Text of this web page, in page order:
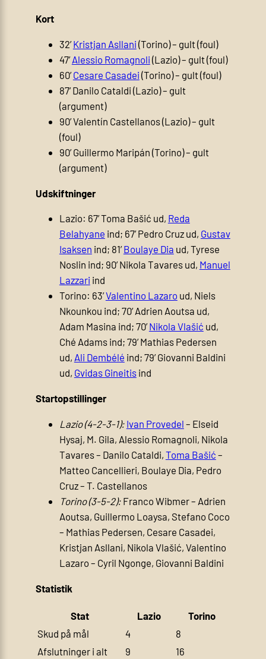
Kort
32’Kristjan Asllani (Torino) – gult (foul)
47’Alessio Romagnoli (Lazio) – gult (foul)
60’Cesare Casadei (Torino) – gult (foul)
87’ Danilo Cataldi (Lazio) – gult
(argument)
90’ Valentín Castellanos (Lazio) – gult
(foul)
90’ Guillermo Maripán (Torino) – gult
(argument)
Udskiftninger
Lazio: 67’ Toma Bašić ud, Reda
Belahyane ind; 67’ Pedro Cruz ud, Gustav
Isaksen ind; 81’Boulaye Dia ud, Tyrese
Noslin ind; 90’ Nikola Tavares ud, Manuel
Lazzari ind
Torino: 63’Valentino Lazaro ud, Niels
Nkounkou ind; 70’ Adrien Aoutsa ud,
Adam Masina ind; 70’Nikola Vlašić ud,
Ché Adams ind; 79’ Mathias Pedersen
ud, Ali Dembélé ind; 79’ Giovanni Baldini
ud, Gvidas Gineitisind
Startopstillinger
Lazio (4-2-3-1): Ivan Provedel – Elseid
Hysaj, M. Gila, Alessio Romagnoli, Nikola
Tavares – Danilo Cataldi, Toma Bašić –
Matteo Cancellieri, Boulaye Dia, Pedro
Cruz – T. Castellanos
Torino (3-5-2):Franco Wibmer – Adrien
Aoutsa, Guillermo Loaysa, Stefano Coco
– Mathias Pedersen, Cesare Casadei,
Kristjan Asllani, Nikola Vlašić, Valentino
Lazaro – Cyril Ngonge, Giovanni Baldini
Statistik
Stat Lazio
Torino
Skud på mål
4
8
Afslutninger i alt
9
16